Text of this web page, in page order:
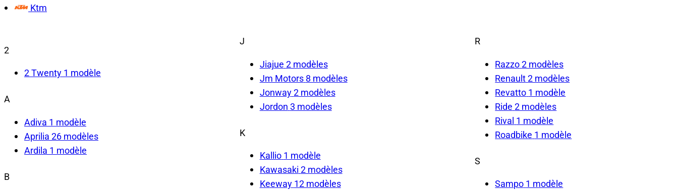
Ktm
2
2 Twenty 1 modèle
A
Adiva 1 modèle
Aprilia 26 modèles
Ardila 1 modèle
B
J
Jiajue 2 modèles
Jm Motors 8 modèles
Jonway2 modèles
Jordon 3 modèles
K
Kallio 1 modèle
Kawasaki 2 modèles
Keeway 12 modèles
R
Razzo2 modèles
Renault2 modèles
Revatto 1 modèle
Ride 2 modèles
Rival 1 modèle
Roadbike 1 modèle
S
Sampo 1 modèle